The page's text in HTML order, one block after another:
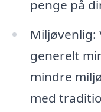
penge på
generelt
mindre
med